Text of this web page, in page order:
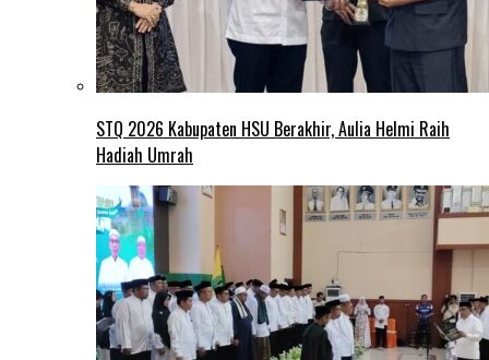
STQ 2026 Kabupaten HSU Berakhir, Aulia Helmi Raih
Hadiah Umrah